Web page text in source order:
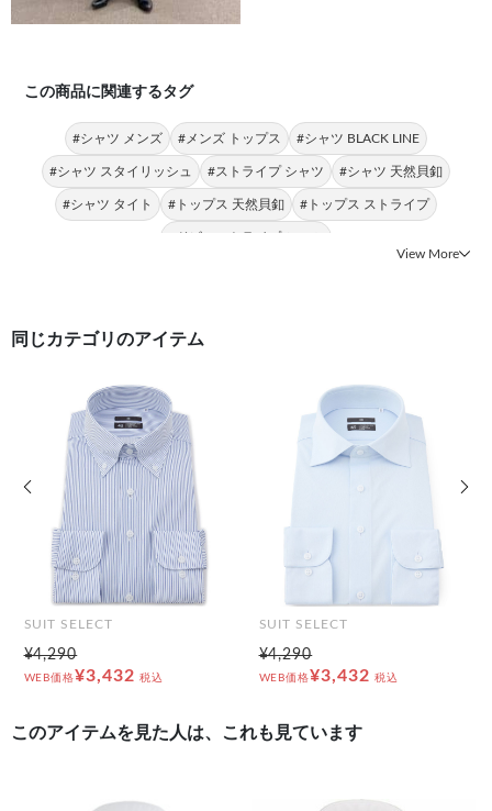
この商品に関連するタグ
#シャツ メンズ #メンズ トップス #シャツ BLACK LINE
#シャツ スタイリッシュ #ストライプ シャツ #シャツ 天然貝釦
#シャツ タイト #トップス 天然貝釦 #トップス ストライプ
View More
同じカテゴリのアイテム
SUIT SELECT
¥4,290
WEB価格¥3,432 税込
SUIT SELECT
¥4,290
WEB価格¥3,432 税込
前の画像
このアイテムを見た人は、これも見ています